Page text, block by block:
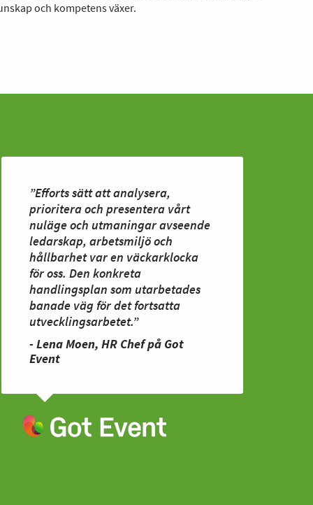
och kompetens växer.
”Efforts sätt att analysera,
prioritera och presentera vårt
nuläge och utmaningar avseende
ledarskap, arbetsmiljö och
hållbarhet var en väckarklocka
för oss. Den konkreta
handlingsplan som utarbetades
banade väg för det fortsatta
utvecklingsarbetet.”
- Lena Moen, HR Chef på Got
Event